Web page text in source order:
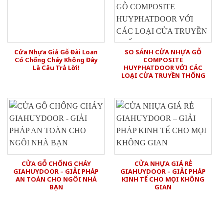
Cửa Nhựa Giả Gỗ Đài Loan
Có Chống Cháy Không Đây
Là Câu Trả Lời!
SO SÁNH CỬA NHỰA GỖ
COMPOSITE
HUYPHATDOOR VỚI CÁC
LOẠI CỬA TRUYỀN THỐNG
CỬA GỖ CHỐNG CHÁY
GIAHUYDOOR – GIẢI PHÁP
AN TOÀN CHO NGÔI NHÀ
BẠN
CỬA NHỰA GIÁ RẺ
GIAHUYDOOR – GIẢI PHÁP
KINH TẾ CHO MỌI KHÔNG
GIAN